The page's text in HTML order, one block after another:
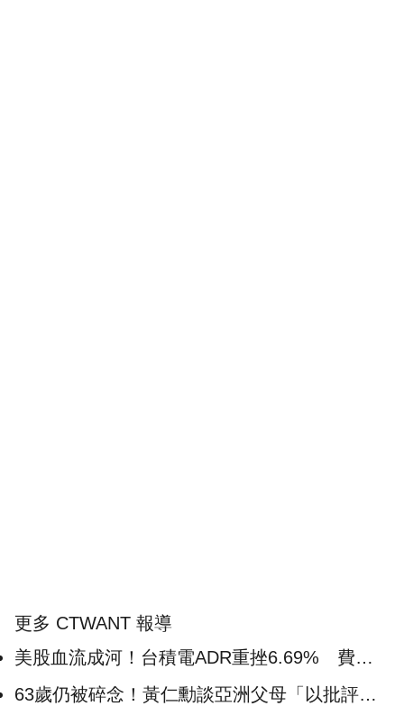
更多 CTWANT 報導
美股血流成河！台積電ADR重挫6.69% 費半
暴跌10％創5年來最大跌幅
63歲仍被碎念！黃仁勳談亞洲父母「以批評來